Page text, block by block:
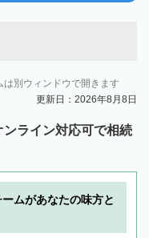
別ウィンドウで開きます
更新日：2026年8月8日
ライン対応可で相続
ムがあなたの味方と